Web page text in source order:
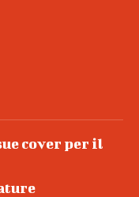
cover per il